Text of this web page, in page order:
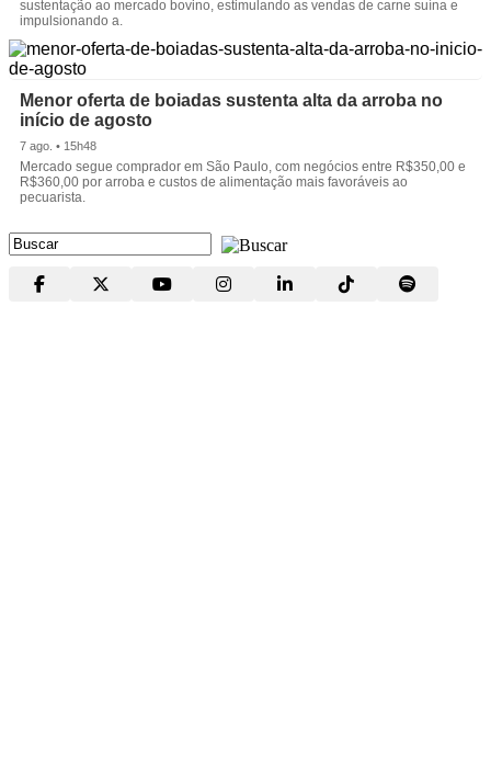
sustentação ao mercado bovino, estimulando as vendas de carne suína e
impulsionando a.
Menor oferta de boiadas sustenta alta da arroba no
início de agosto
7 ago. • 15h48
Mercado segue comprador em São Paulo, com negócios entre R$350,00 e
R$360,00 por arroba e custos de alimentação mais favoráveis ao
pecuarista.